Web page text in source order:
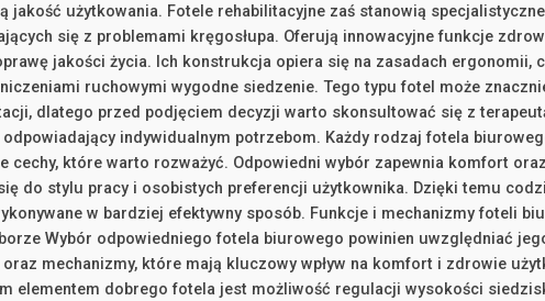
jakość użytkowania. Fotele rehabilitacyjne zaś stanowią
się z problemami kręgosłupa. Oferują innowacyjne funkcje
jakości życia. Ich konstrukcja opiera się na zasadach ergonomii,
ruchowymi wygodne siedzenie. Tego typu fotel może
dlatego przed podjęciem decyzji warto skonsultować się z
indywidualnym potrzebom. Każdy rodzaj fotela
cechy, które warto rozważyć. Odpowiedni wybór zapewnia komfort
do stylu pracy i osobistych preferencji użytkownika. Dzięki temu
w bardziej efektywny sposób. Funkcje i mechanizmy foteli
Wybór odpowiedniego fotela biurowego powinien uwzględniać
mechanizmy, które mają kluczowy wpływ na komfort i zdrowie
elementem dobrego fotela jest możliwość regulacji wysokości